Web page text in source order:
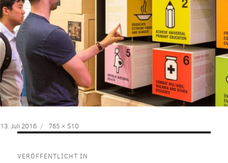
Veröffentlicht
13. Juli 2016
Volle
Größe
765 × 510
VERÖFFENTLICHT IN